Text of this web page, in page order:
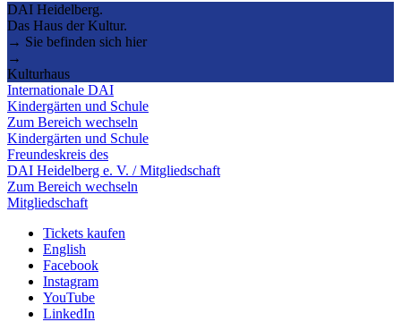
DAI Heidelberg.
Das Haus der Kultur.
→ Sie befinden sich hier
→
Kulturhaus
Internationale DAI
Kindergärten und Schule
Zum Bereich wechseln
Kindergärten und Schule
Freundeskreis des
DAI Heidelberg e. V. / Mitgliedschaft
Zum Bereich wechseln
Mitgliedschaft
Tickets kaufen
English
Facebook
Instagram
YouTube
LinkedIn